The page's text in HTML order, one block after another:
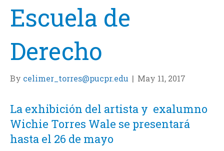
Escuela de
Derecho
By celimer_torres@pucpr.edu | May 11, 2017
La exhibición del artista y exalumno
Wichie Torres Wale se presentará
hasta el 26 de mayo